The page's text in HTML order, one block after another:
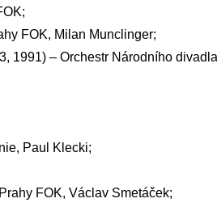
FOK, Milan Munclinger;
1991) – Orchestr Národního
Paul Klecki;
FOK, Václav Smetáček;